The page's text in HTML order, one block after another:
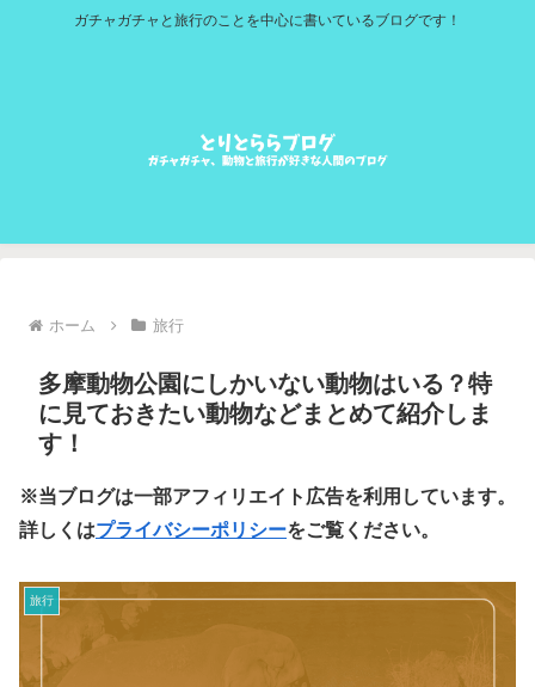
ガチャガチャと旅行のことを中心に書いているブログです！
ホーム 旅行
多摩動物公園にしかいない動物はいる？特
に見ておきたい動物などまとめて紹介しま
す！
※当ブログは一部アフィリエイト広告を利用しています。
詳しくはプライバシーポリシーをご覧ください。
旅行